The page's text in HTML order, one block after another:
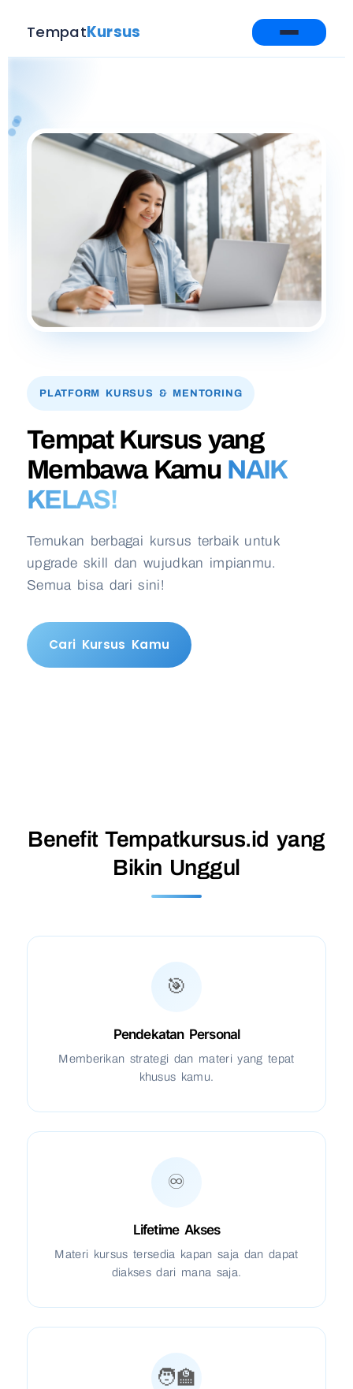
TempatKursus
PLATFORM KURSUS & MENTORING
Tempat Kursus yang
Membawa Kamu NAIK
KELAS!
Temukan berbagai kursus terbaik untuk
upgrade skill dan wujudkan impianmu.
Semua bisa dari sini!
Cari Kursus Kamu
Benefit Tempatkursus.id yang
Bikin Unggul
🎯
Pendekatan Personal
Memberikan strategi dan materi yang tepat
khusus kamu.
♾️
Lifetime Akses
Materi kursus tersedia kapan saja dan dapat
diakses dari mana saja.
🧑‍🏫